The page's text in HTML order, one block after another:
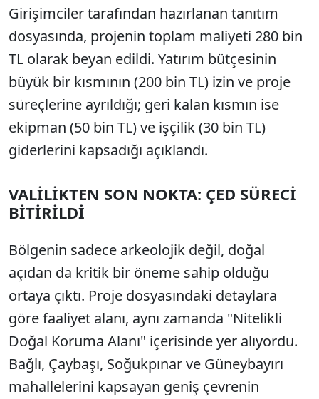
Girişimciler tarafından hazırlanan tanıtım
dosyasında, projenin toplam maliyeti 280 bin
TL olarak beyan edildi. Yatırım bütçesinin
büyük bir kısmının (200 bin TL) izin ve proje
süreçlerine ayrıldığı; geri kalan kısmın ise
ekipman (50 bin TL) ve işçilik (30 bin TL)
giderlerini kapsadığı açıklandı.
VALİLİKTEN SON NOKTA: ÇED SÜRECİ
BİTİRİLDİ
Bölgenin sadece arkeolojik değil, doğal
açıdan da kritik bir öneme sahip olduğu
ortaya çıktı. Proje dosyasındaki detaylara
göre faaliyet alanı, aynı zamanda "Nitelikli
Doğal Koruma Alanı" içerisinde yer alıyordu.
Bağlı, Çaybaşı, Soğukpınar ve Güneybayırı
mahallelerini kapsayan geniş çevrenin